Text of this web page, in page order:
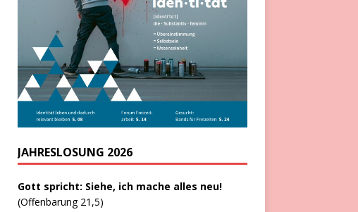
JAHRESLOSUNG 2026
Gott spricht: Siehe, ich mache alles neu!
(Offenbarung 21,5)